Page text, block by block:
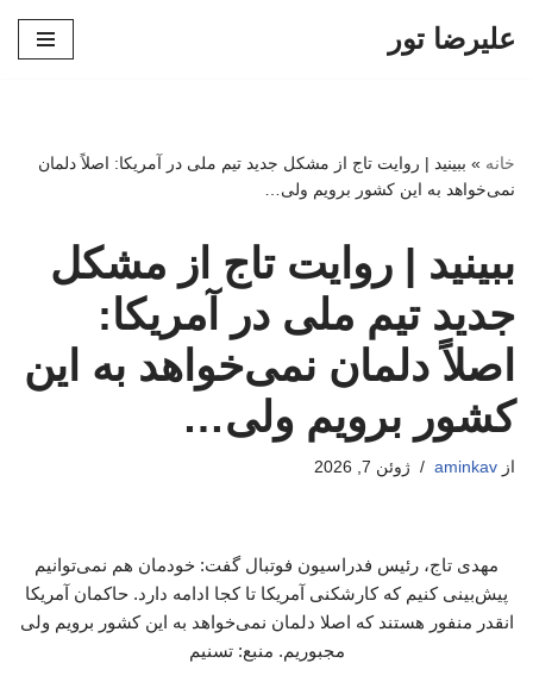
علیرضا تور
خانه » ببینید | روایت تاج از مشکل جدید تیم ملی در آمریکا: اصلاً دلمان
نمی‌خواهد به این کشور برویم ولی…
ببینید | روایت تاج از مشکل
جدید تیم ملی در آمریکا:
اصلاً دلمان نمی‌خواهد به این
کشور برویم ولی…
از aminkav ژوئن 7, 2026
مهدی تاج، رئیس فدراسیون فوتبال گفت: خودمان هم نمی‌توانیم
پیش‌بینی کنیم که کارشکنی آمریکا تا کجا ادامه دارد. حاکمان آمریکا
انقدر منفور هستند که اصلا دلمان نمی‌خواهد به این کشور برویم ولی
مجبوریم. منبع: تسنیم